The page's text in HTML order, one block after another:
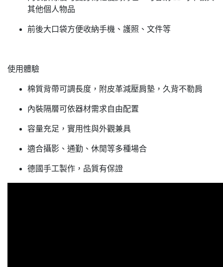
其他個人物品
前後大口袋方便收納手機、護照、文件等
使用體驗
棉質背帶可調長度，附皮革減壓肩墊，久背不勒肩
內裝隔層可依器材需求自由配置
容量充足，實用性與外觀兼具
適合攝影、通勤、休閒等多種場合
德國手工製作，品質有保證